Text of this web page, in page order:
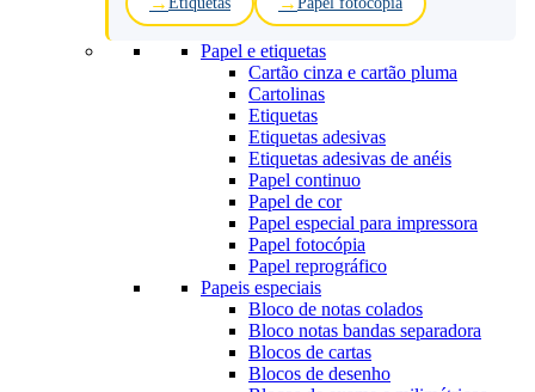
Papel e etiquetas
Cartão cinza e cartão pluma
Cartolinas
Etiquetas
Etiquetas adesivas
Etiquetas adesivas de anéis
Papel continuo
Papel de cor
Papel especial para impressora
Papel fotocópia
Papel reprográfico
Papeis especiais
Bloco de notas colados
Bloco notas bandas separadora
Blocos de cartas
Blocos de desenho